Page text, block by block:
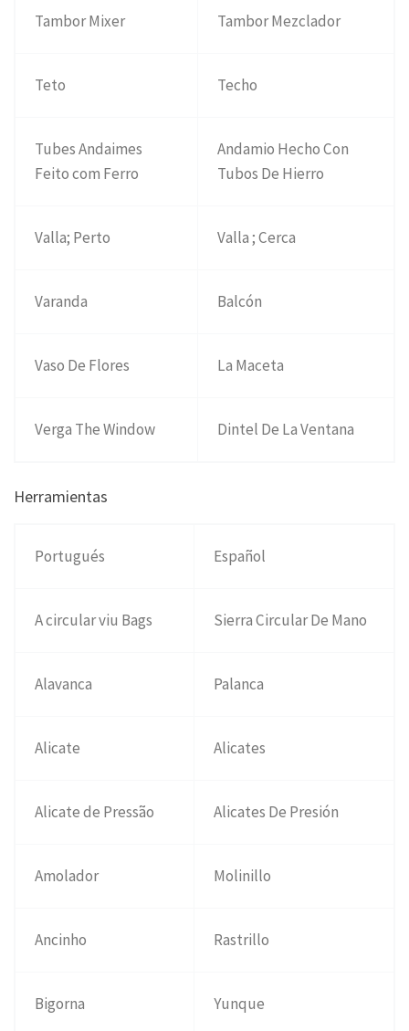
Tambor Mixer Tambor Mezclador
Teto Techo
Tubes Andaimes
Feito com Ferro
Andamio Hecho Con
Tubos De Hierro
Valla; Perto Valla ; Cerca
Varanda Balcón
Vaso De Flores La Maceta
Verga The Window Dintel De La Ventana
Herramientas
Portugués Español
A circular viu Bags Sierra Circular De Mano
Alavanca Palanca
Alicate Alicates
Alicate de Pressão Alicates De Presión
Amolador Molinillo
Ancinho Rastrillo
Bigorna Yunque